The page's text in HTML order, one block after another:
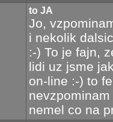
to JA
Jo,
i nekolik
:-) To je fajn,
lidi uz jsme
on-line :-) to
nemel co na